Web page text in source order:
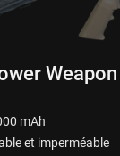
mAh
et imperméable